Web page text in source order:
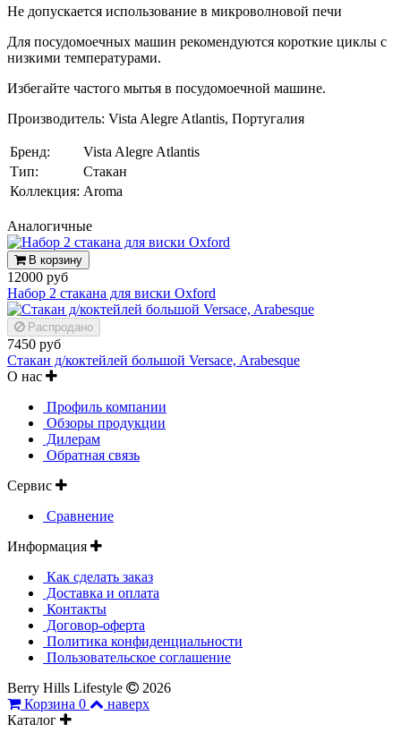
Не допускается использование в микроволновой печи
Для посудомоечных машин рекомендуются короткие циклы с
низкими температурами.
Избегайте частого мытья в посудомоечной машине.
Производитель: Vista Alegre Atlantis, Португалия
Бренд:
Vista Alegre Atlantis
Тип:
Стакан
Коллекция: Aroma
Аналогичные
В корзину
12000 руб
Набор 2 стакана для виски Oxford
Распродано
7450 руб
Стакан д/коктейлей большой Versace, Arabesque
О нас
Профиль компании
Обзоры продукции
Дилерам
Обратная связь
Сервис
Сравнение
Информация
Как сделать заказ
Доставка и оплата
Контакты
Договор-оферта
Политика конфиденциальности
Пользовательское соглашение
Berry Hills Lifestyle
2026
Корзина 0
наверх
Каталог